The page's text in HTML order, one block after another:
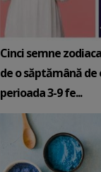
Cinci semne
de o săptămână de
perioada 3-9 fe...